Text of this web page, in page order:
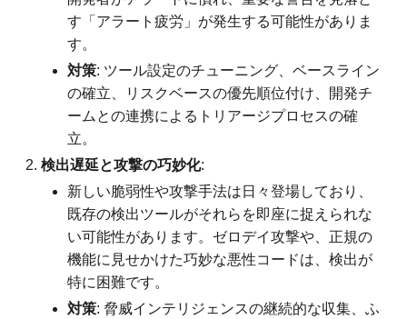
す「アラート疲労」が発生する可能性がありま
す。
対策: ツール設定のチューニング、ベースライン
の確立、リスクベースの優先順位付け、開発チ
ームとの連携によるトリアージプロセスの確
立。
検出遅延と攻撃の巧妙化:
新しい脆弱性や攻撃手法は日々登場しており、
既存の検出ツールがそれらを即座に捉えられな
い可能性があります。ゼロデイ攻撃や、正規の
機能に見せかけた巧妙な悪性コードは、検出が
特に困難です。
対策: 脅威インテリジェンスの継続的な収集、ふ